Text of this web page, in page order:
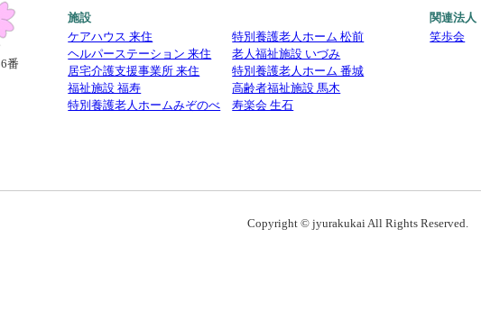
番
施設
ケアハウス 来住
ヘルパーステーション 来住
居宅介護支援事業所 来住
福祉施設 福寿
特別養護老人ホームみぞのべ
特別養護老人ホーム 松前
老人福祉施設 いづみ
特別養護老人ホーム 番城
高齢者福祉施設 馬木
寿楽会 生石
関連法人
笑歩会
Copyright © jyurakukai All Rights Reserved.